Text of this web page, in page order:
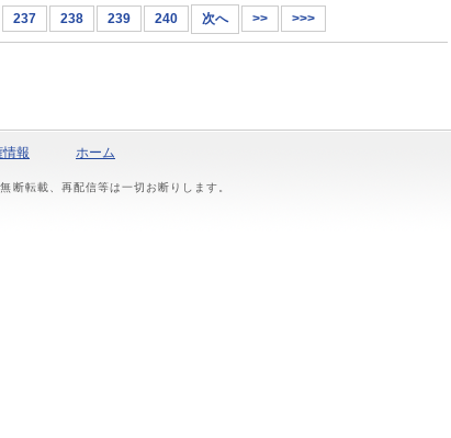
237 238 239 240 次へ >> >>>
情報 ホーム
断転載、再配信等は一切お断りします。